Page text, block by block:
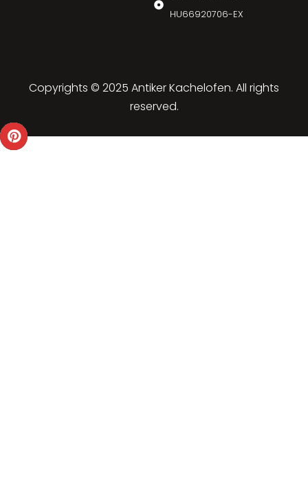
HU66920706-EX
Copyrights © 2025 Antiker Kachelofen. All rights
reserved.